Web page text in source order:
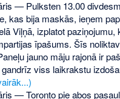
— Pulksten 13.00
kas bija maskās, ieņem
Viļņā, izplatot paziņojumu,
īpašums. Šīs
jauno māju rajonā ir
viss laikrakstu
— Toronto pie abos